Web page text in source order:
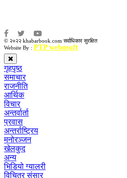
© २०२२ khabarbook.com सर्वाधिकार सुरक्षित
Website By : PTP webnsoft
गृहपृष्ठ
समाचार
राजनीति
आर्थिक
विचार
अन्तर्वार्ता
प्रवास
अन्तर्राष्ट्रिय
मनोरञ्जन
खेलकुद
अन्य
भिडियो ग्यालरी
विचित्र संसार